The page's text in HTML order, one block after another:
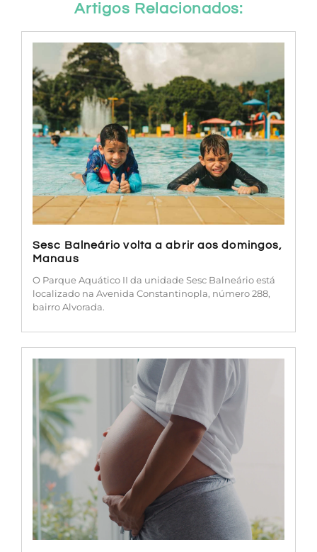
Artigos Relacionados:
Sesc Balneário volta a abrir aos domingos,
Manaus
O Parque Aquático II da unidade Sesc Balneário está
localizado na Avenida Constantinopla, número 288,
bairro Alvorada.